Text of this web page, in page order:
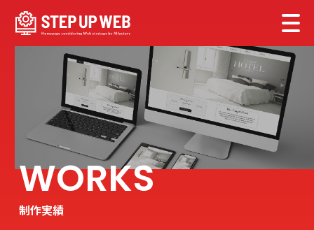
制作実績